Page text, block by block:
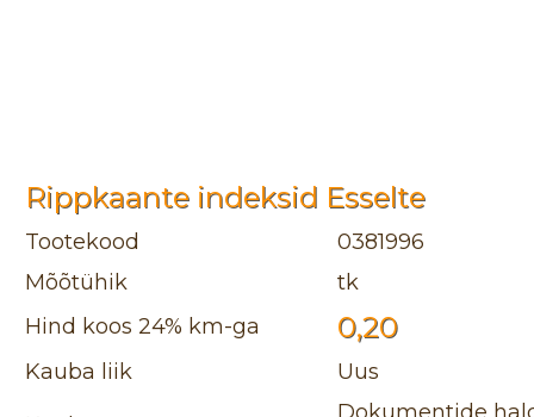
Rippkaante indeksid Esselte
Tootekood
0381996
Mõõtühik
tk
Hind koos 24% km-ga
0,20
Kauba liik Uus